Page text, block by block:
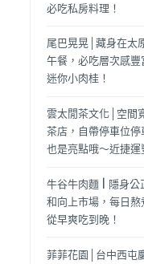
必吃私房料理！
尾巴晃晃│藏身在太
午餐，必吃層次感
迷你小肉桂！
雲太閒茶文化│空間
茶店，自帶停車位
也是亮點哦～近捷
牛谷牛肉麵 | 隱身公
和向上市場，每日
從早爽吃到晚！
菲菲花園│台中西屯